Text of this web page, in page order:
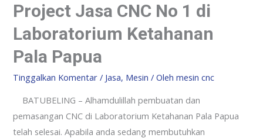
Project Jasa CNC No 1 di
Laboratorium Ketahanan
Pala Papua
Tinggalkan Komentar / Jasa, Mesin / Olehmesin cnc
BATUBELING – Alhamdulillah pembuatan dan
pemasangan CNC di Laboratorium Ketahanan Pala Papua
telah selesai. Apabila anda sedang membutuhkan